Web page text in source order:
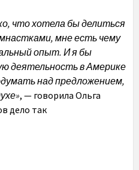
что хотела бы делиться
мне есть чему
опыт. И я бы
деятельность в Америке
над предложением,
, — говорила Ольга
дело так